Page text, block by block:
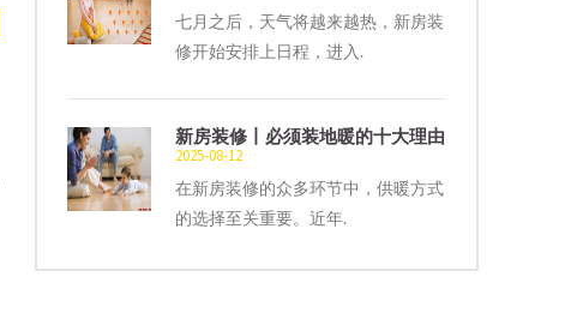
七月之后，天气将越来越热，新房装
修开始安排上日程，进入.
新房装修丨必须装地暖的十大理由
2025-08-12
在新房装修的众多环节中，供暖方式
的选择至关重要。近年.